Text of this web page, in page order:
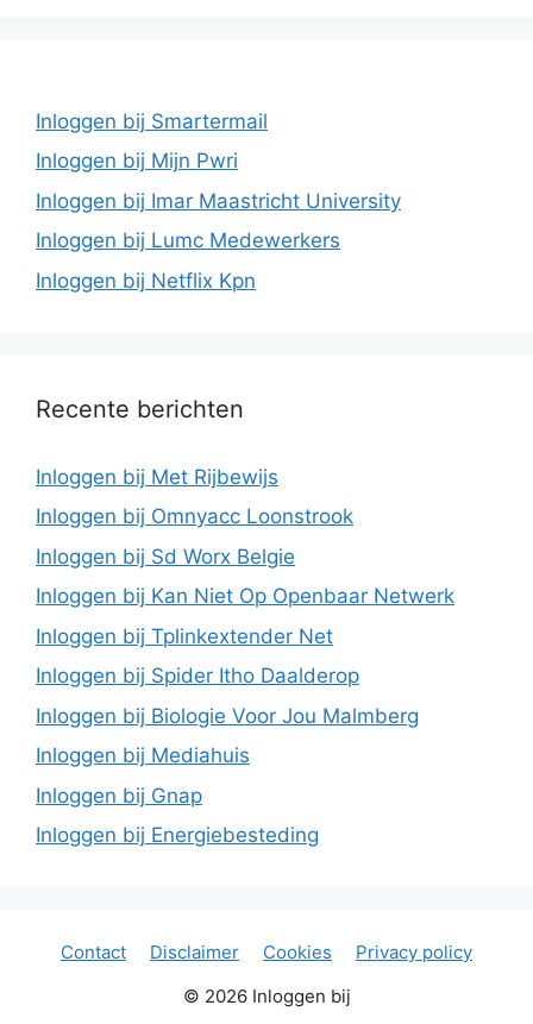
Inloggen bij Smartermail
Inloggen bij Mijn Pwri
Inloggen bij Imar Maastricht University
Inloggen bij Lumc Medewerkers
Inloggen bij Netflix Kpn
Recente berichten
Inloggen bij Met Rijbewijs
Inloggen bij Omnyacc Loonstrook
Inloggen bij Sd Worx Belgie
Inloggen bij Kan Niet Op Openbaar Netwerk
Inloggen bij Tplinkextender Net
Inloggen bij Spider Itho Daalderop
Inloggen bij Biologie Voor Jou Malmberg
Inloggen bij Mediahuis
Inloggen bij Gnap
Inloggen bij Energiebesteding
Contact Disclaimer Cookies
Privacy policy
© 2026 Inloggen bij